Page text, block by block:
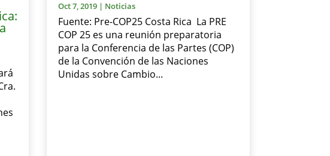
Oct 7, 2019 | Noticias
Fuente: Pre-COP25 Costa Rica La PRE
COP 25 es una reunión preparatoria
para la Conferencia de las Partes (COP)
de la Convención de las Naciones
Unidas sobre Cambio...